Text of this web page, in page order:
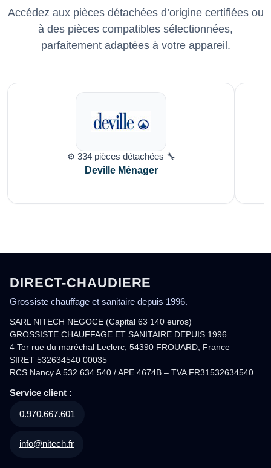
Accédez aux pièces détachées d’origine certifiées ou
à des pièces compatibles sélectionnées,
parfaitement adaptées à votre appareil.
⚙️ 334 pièces détachées 🔧
Deville Ménager
DIRECT-CHAUDIERE
Grossiste chauffage et sanitaire depuis 1996.
SARL NITECH NEGOCE (Capital 63 140 euros)
GROSSISTE CHAUFFAGE ET SANITAIRE DEPUIS 1996
4 Ter rue du maréchal Leclerc, 54390 FROUARD, France
SIRET 532634540 00035
RCS Nancy A 532 634 540 / APE 4674B – TVA FR31532634540
Service client :
0.970.667.601
info@nitech.fr